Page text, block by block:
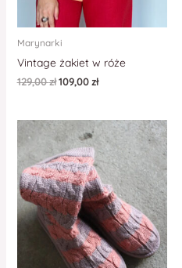
Marynarki
Vintage żakiet w róże
129,00zł 109,00zł